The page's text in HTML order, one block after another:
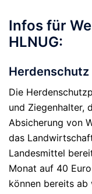
Infos für
HLNUG:
Die
und Ziegenhalter,
Absicherung von
das
Landesmittel
Monat auf 40
können bereits ab